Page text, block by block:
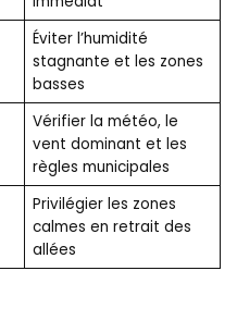
Éviter l’humidité
stagnante et les zones
basses
Vérifier la météo, le
vent dominant et les
règles municipales
Privilégier les zones
calmes en retrait des
allées